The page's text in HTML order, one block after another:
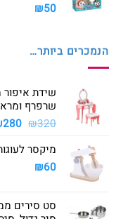
₪50
הנמכרים ביותר…
שידת איפור
שרפרף
₪320
היה:
280
מיקסר
₪60